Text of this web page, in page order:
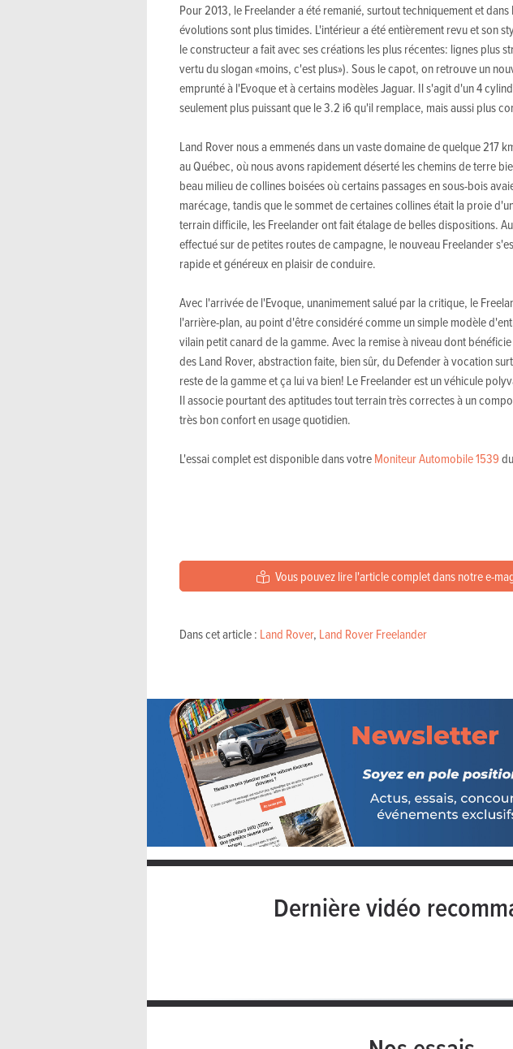
Pour 2013, le Freelander a été remanié, surtout techniquement et
évolutions sont plus timides. L'intérieur a été entièrement revu et son
le constructeur a fait avec ses créations les plus récentes: lignes plus
vertu du slogan «moins, c'est plus»). Sous le capot, on retrouve un
emprunté à l'Evoque et à certains modèles Jaguar. Il s'agit d'un 4
seulement plus puissant que le 3.2 i6 qu'il remplace, mais aussi plus
Land Rover nous a emmenés dans un vaste domaine de quelque 217
au Québec, où nous avons rapidement déserté les chemins de terre
beau milieu de collines boisées où certains passages en sous-bois
marécage, tandis que le sommet de certaines collines était la proie
terrain difficile, les Freelander ont fait étalage de belles dispositions.
effectué sur de petites routes de campagne, le nouveau Freelander
rapide et généreux en plaisir de conduire.
Avec l'arrivée de l'Evoque, unanimement salué par la critique, le
l'arrière-plan, au point d'être considéré comme un simple modèle
vilain petit canard de la gamme. Avec la remise à niveau dont
des Land Rover, abstraction faite, bien sûr, du Defender à vocation
reste de la gamme et ça lui va bien! Le Freelander est un véhicule
Il associe pourtant des aptitudes tout terrain très correctes à un
très bon confort en usage quotidien.
L'essai complet est disponible dans votreMoniteur Automobile 1539
Vous pouvez lire l'article complet dans notre e-
Dans cet article : Land Rover, Land Rover Freelander
Dernière vidéo